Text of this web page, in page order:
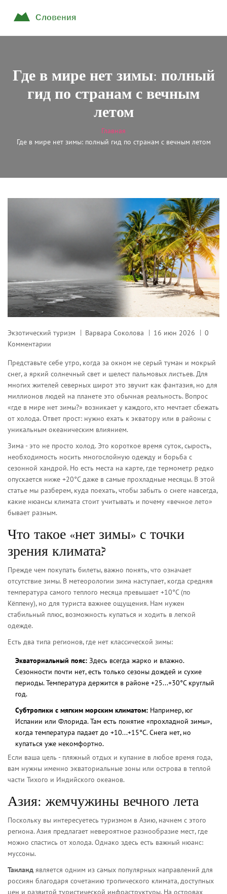
Где в мире нет зимы: полный
гид по странам с вечным
летом
Главная
Где в мире нет зимы: полный гид по странам с вечным летом
Экзотический туризм Варвара Соколова 16 июн 2026
0
Комментарии
Представьте себе утро, когда за окном не серый туман и мокрый
снег, а яркий солнечный свет и шелест пальмовых листьев. Для
многих жителей северных широт это звучит как фантазия, но для
миллионов людей на планете это обычная реальность. Вопрос
«где в мире нет зимы?» возникает у каждого, кто мечтает сбежать
от холода. Ответ прост: нужно ехать к экватору или в районы с
уникальным океаническим влиянием.
Зима - это не просто холод. Это короткое время суток, сырость,
необходимость носить многослойную одежду и борьба с
сезонной хандрой. Но есть места на карте, где термометр редко
опускается ниже +20°C даже в самые прохладные месяцы. В этой
статье мы разберем, куда поехать, чтобы забыть о снеге навсегда,
какие нюансы климата стоит учитывать и почему «вечное лето»
бывает разным.
Что такое «нет зимы» с точки
зрения климата?
Прежде чем покупать билеты, важно понять, что означает
отсутствие зимы. В метеорологии зима наступает, когда средняя
температура самого теплого месяца превышает +10°C (по
Кёппену), но для туриста важнее ощущения. Нам нужен
стабильный плюс, возможность купаться и ходить в легкой
одежде.
Есть два типа регионов, где нет классической зимы:
Экваториальный пояс: Здесь всегда жарко и влажно.
Сезонности почти нет, есть только сезоны дождей и сухие
периоды. Температура держится в районе +25...+30°C круглый
год.
Субтропики с мягким морским климатом: Например, юг
Испании или Флорида. Там есть понятие «прохладной зимы»,
когда температура падает до +10...+15°C. Снега нет, но
купаться уже некомфортно.
Если ваша цель - пляжный отдых и купание в любое время года,
вам нужны именно экваториальные зоны или острова в теплой
части Тихого и Индийского океанов.
Азия: жемчужины вечного лета
Поскольку вы интересуетесь туризмом в Азию, начнем с этого
региона. Азия предлагает невероятное разнообразие мест, где
можно спастись от холода. Однако здесь есть важный нюанс:
муссоны.
Таиланд является одним из самых популярных направлений для
россиян благодаря сочетанию тропического климата, доступных
цен и развитой туристической инфраструктуры. На островах